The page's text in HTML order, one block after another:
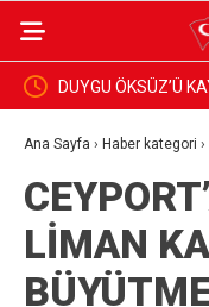
DUYGU ÖKSÜZ’Ü
Ana Sayfa › Haber kategori ›
LİMAN